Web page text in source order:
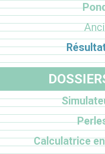
Calculatrice